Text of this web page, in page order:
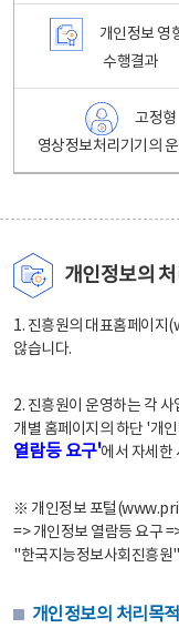
개인정보 영
수행결과
고정형
영상정보처리기기의 운
개인정보의
1. 진흥원의 대표홈페이
않습니다.
2. 진흥원이 운영하는 각
개별 홈페이지의 하단 '개
열람등 요구'에서 자세한
※ 개인정보 포털
=> 개인정보 열람등 요구
"한국지능정보사회진흥원
개인정보의 처리목